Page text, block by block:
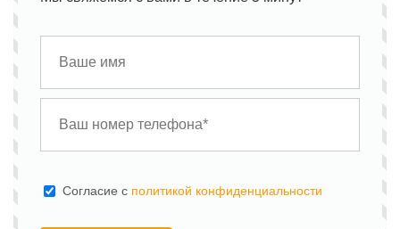
Cогласие с политикой конфиденциальности